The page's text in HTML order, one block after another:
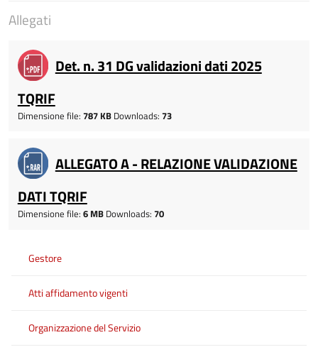
Allegati
Det. n. 31 DG validazioni dati 2025
TQRIF
Dimensione file: 787 KB Downloads: 73
ALLEGATO A - RELAZIONE VALIDAZIONE
DATI TQRIF
Dimensione file: 6 MB Downloads: 70
Gestore
Atti affidamento vigenti
Organizzazione del Servizio